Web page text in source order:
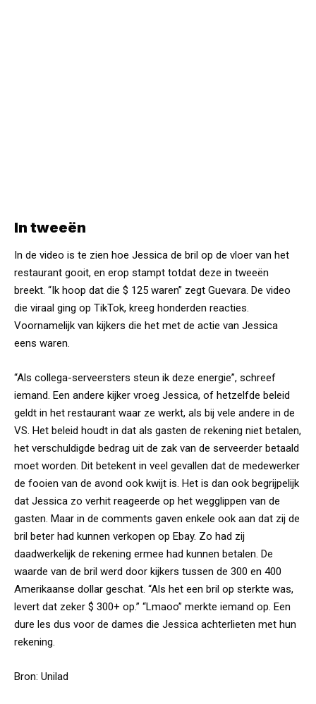
In tweeën
In de video is te zien hoe Jessica de bril op de vloer van het
restaurant gooit, en erop stampt totdat deze in tweeën
breekt. “Ik hoop dat die $ 125 waren” zegt Guevara. De video
die viraal ging op TikTok, kreeg honderden reacties.
Voornamelijk van kijkers die het met de actie van Jessica
eens waren.
“Als collega-serveersters steun ik deze energie”, schreef
iemand. Een andere kijker vroeg Jessica, of hetzelfde beleid
geldt in het restaurant waar ze werkt, als bij vele andere in de
VS. Het beleid houdt in dat als gasten de rekening niet betalen,
het verschuldigde bedrag uit de zak van de serveerder betaald
moet worden. Dit betekent in veel gevallen dat de medewerker
de fooien van de avond ook kwijt is. Het is dan ook begrijpelijk
dat Jessica zo verhit reageerde op het wegglippen van de
gasten. Maar in de comments gaven enkele ook aan dat zij de
bril beter had kunnen verkopen op Ebay. Zo had zij
daadwerkelijk de rekening ermee had kunnen betalen. De
waarde van de bril werd door kijkers tussen de 300 en 400
Amerikaanse dollar geschat. “Als het een bril op sterkte was,
levert dat zeker $ 300+ op.” “Lmaoo” merkte iemand op. Een
dure les dus voor de dames die Jessica achterlieten met hun
rekening.
Bron: Unilad